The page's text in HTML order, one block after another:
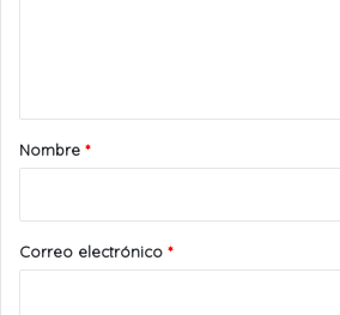
r
*
Nombre *
Correo electrónico *